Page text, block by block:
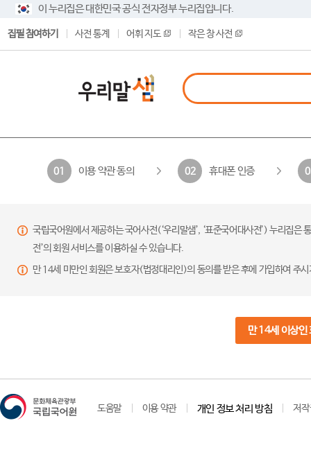
이 누리집은 대한민국 공식 전자정부 누리집입니다.
집필 참여하기 사전 통계 어휘 지도 작은 창 사전
01 이용 약관 동의 02 휴대폰 인증
국립국어원에서 제공하는 국어사전(‘우리말샘’, ‘표준국어대사전’) 누리집
전’의 회원 서비스를 이용하실 수 있습니다.
만 14세 미만인 회원은 보호자(법정대리인)의 동의를 받은 후에 가입하여 주
만 14세 이상인
도움말 이용 약관 개인 정보 처리 방침 저